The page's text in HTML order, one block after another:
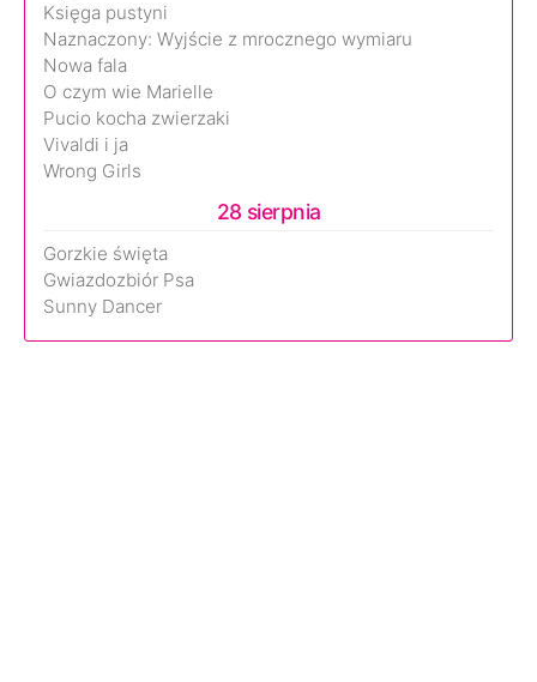
Księga pustyni
Naznaczony: Wyjście z mrocznego wymiaru
Nowa fala
O czym wie Marielle
Pucio kocha zwierzaki
Vivaldi i ja
Wrong Girls
28 sierpnia
Gorzkie święta
Gwiazdozbiór Psa
Sunny Dancer